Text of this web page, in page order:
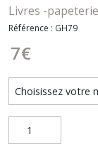
Livres -papeterie
Référence : GH79
7€